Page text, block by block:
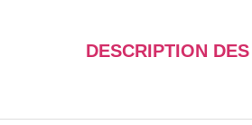
DESCRIPTION